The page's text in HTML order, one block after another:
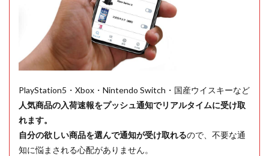
PlayStation5・Xbox・Nintendo Switch・国産ウイスキーなど
人気商品の入荷速報をプッシュ通知でリアルタイムに受け取
れます。
自分の欲しい商品を選んで通知が受け取れるので、不要な通
知に悩まされる心配がありません。